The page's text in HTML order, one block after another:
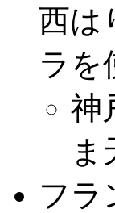
西は
ラを
神
ま
フラ